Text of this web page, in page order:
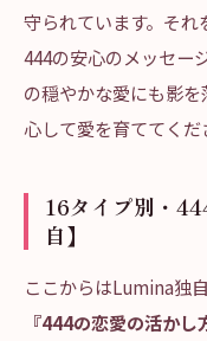
守られています。それ
444の安心のメッセー
の穏やかな愛にも影
心して愛を育ててくだ
16タイプ別・
自】
ここからはLumina独
『444の恋愛の活かし